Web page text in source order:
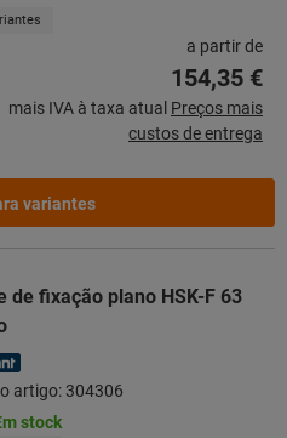
a partir de
154,35 €
mais IVA à taxa atual Preços mais
custos de entrega
variantes
de fixação plano HSK-F 63
artigo: 304306
stock